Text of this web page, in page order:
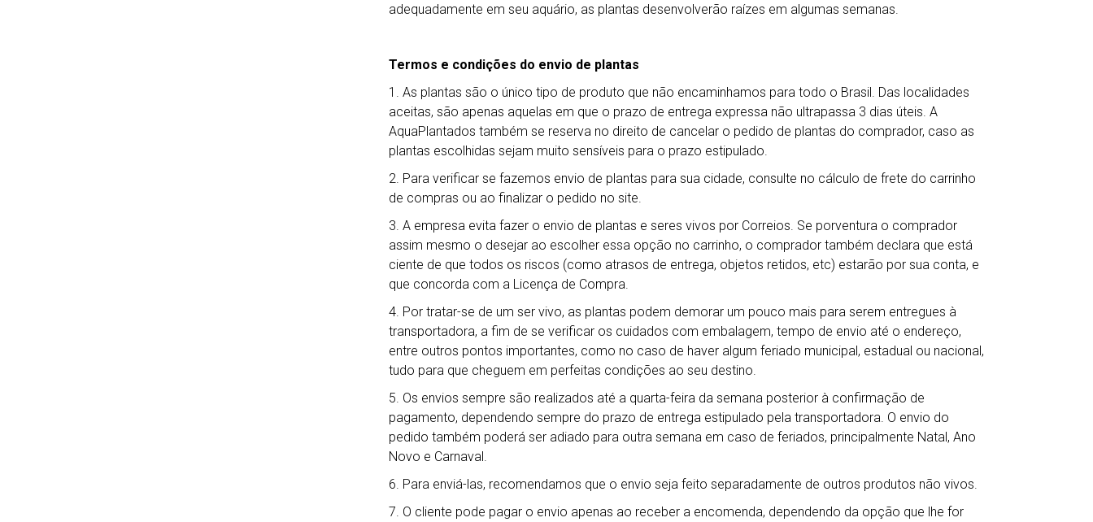
adequadamente em seu aquário, as plantas desenvolverão raízes em algumas semanas.
Termos e condições do envio de plantas
1. As plantas são o único tipo de produto que não encaminhamos para todo o Brasil. Das localidades
aceitas, são apenas aquelas em que o prazo de entrega expressa não ultrapassa 3 dias úteis. A
AquaPlantados também se reserva no direito de cancelar o pedido de plantas do comprador, caso as
plantas escolhidas sejam muito sensíveis para o prazo estipulado.
2. Para verificar se fazemos envio de plantas para sua cidade, consulte no cálculo de frete do carrinho
de compras ou ao finalizar o pedido no site.
3. A empresa evita fazer o envio de plantas e seres vivos por Correios. Se porventura o comprador
assim mesmo o desejar ao escolher essa opção no carrinho, o comprador também declara que está
ciente de que todos os riscos (como atrasos de entrega, objetos retidos, etc) estarão por sua conta, e
que concorda com a Licença de Compra.
4. Por tratar-se de um ser vivo, as plantas podem demorar um pouco mais para serem entregues à
transportadora, a fim de se verificar os cuidados com embalagem, tempo de envio até o endereço,
entre outros pontos importantes, como no caso de haver algum feriado municipal, estadual ou nacional,
tudo para que cheguem em perfeitas condições ao seu destino.
5. Os envios sempre são realizados até a quarta-feira da semana posterior à confirmação de
pagamento, dependendo sempre do prazo de entrega estipulado pela transportadora. O envio do
pedido também poderá ser adiado para outra semana em caso de feriados, principalmente Natal, Ano
Novo e Carnaval.
6. Para enviá-las, recomendamos que o envio seja feito separadamente de outros produtos não vivos.
7. O cliente pode pagar o envio apenas ao receber a encomenda, dependendo da opção que lhe for